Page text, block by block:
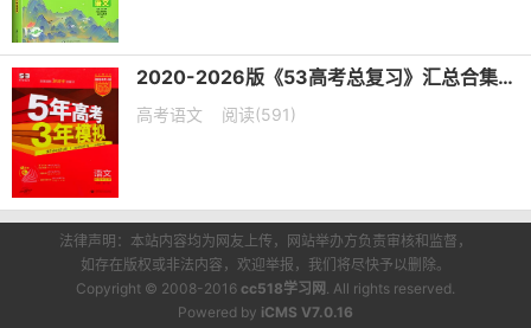
2020-2026版《53高考总复习》汇总合集五年高考三年模拟电子版下载
高考语文 阅读(591)
法律声明：本站内容均为网友上传，网站举办方负责审核和监督，
如存在版权或非法内容，欢迎举报，我们将尽快予以删除。
Copyright © 2008-2016 cc518学习网 . All rights reserved.
Powered by iCMS V7.0.16